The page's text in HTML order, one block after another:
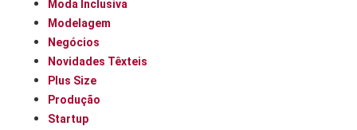
Moda Inclusiva
Modelagem
Negócios
Novidades Têxteis
Plus Size
Produção
Startup